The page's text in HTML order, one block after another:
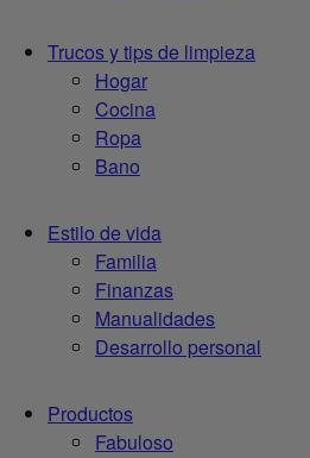
Trucos y tips de limpieza
Hogar
Cocina
Ropa
Bano
Estilo de vida
Familia
Finanzas
Manualidades
Desarrollo personal
Productos
Fabuloso